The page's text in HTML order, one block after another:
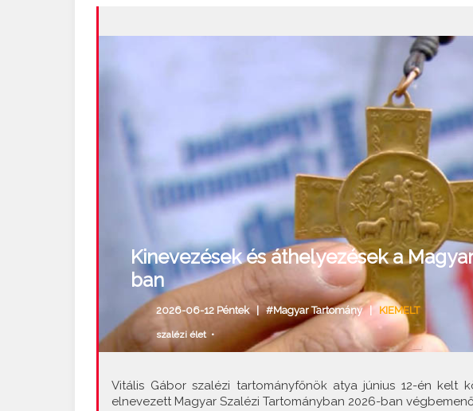
Kinevezések és áthelyezések a
ban
2026-06-12 Péntek |#Magyar Tartomány| KIEMELT
szalézi élet•
Vitális Gábor szalézi tartományfőnök atya június 12-én kelt
elnevezett Magyar Szalézi Tartományban 2026-ban